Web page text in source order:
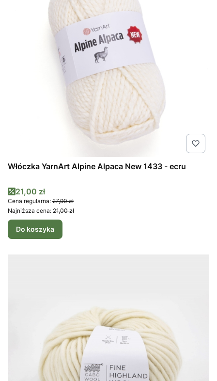
Włóczka YarnArt Alpine Alpaca New 1433 - ecru
Cena promocyjna
21,00 zł
Cena regularna: 27,90 zł
Najniższa cena: 21,00 zł
Do koszyka